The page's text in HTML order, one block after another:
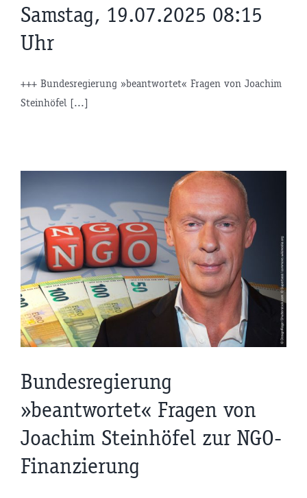
Samstag, 19.07.2025 08:15
Uhr
+++ Bundesregierung »beantwortet« Fragen von Joachim
Steinhöfel [...]
Bundesregierung
»beantwortet« Fragen von
Joachim Steinhöfel zur NGO-
Finanzierung